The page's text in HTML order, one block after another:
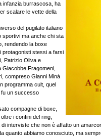
infanzia burrascosa, ha
scalare le vette della
del pugilato italiano
sportivi ma anche chi sta
rendendo la boxe
protagonisti stessi a farsi
Patrizio Oliva e
Giacobbe Fragomeni,
compreso Gianni Minà
programma cult, quel
fu un successo
compagne di boxe,
i confini del ring,
interviste che non è affatto un
quanto abbiamo conosciuto, ma